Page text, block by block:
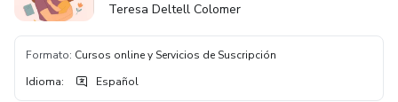
Teresa Deltell Colomer
Formato: Cursos online y Servicios de Suscripción
Idioma: Español